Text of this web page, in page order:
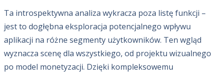
Ta introspektywna analiza wykracza poza listę funkcji –
jest to dogłębna eksploracja potencjalnego wpływu
aplikacji na różne segmenty użytkowników. Ten wgląd
wyznacza scenę dla wszystkiego, od projektu wizualnego
po model monetyzacji. Dzięki kompleksowemu